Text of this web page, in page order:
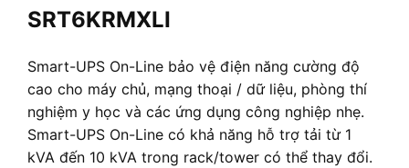
SRT6KRMXLI
Smart-UPS On-Line bảo vệ điện năng cường độ
cao cho máy chủ, mạng thoại / dữ liệu, phòng thí
nghiệm y học và các ứng dụng công nghiệp nhẹ.
Smart-UPS On-Line có khả năng hỗ trợ tải từ 1
kVA đến 10 kVA trong rack/tower có thể thay đổi.